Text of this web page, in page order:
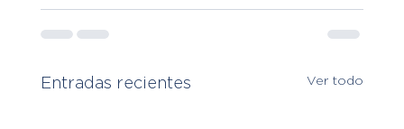
Entradas recientes Ver todo